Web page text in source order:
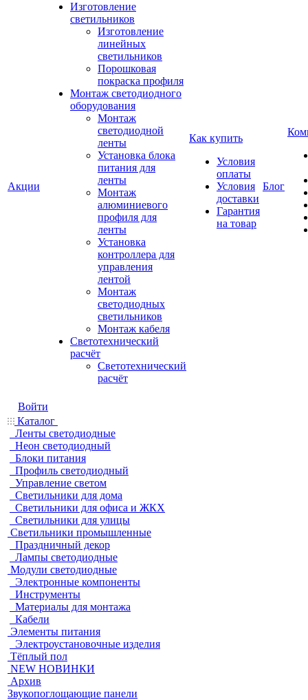
Акции
Изготовление
светильников
Изготовление
линейных
светильников
Порошковая
покраска профиля
Монтаж светодиодного
оборудования
Монтаж
светодиодной
ленты
Установка блока
питания для
ленты
Монтаж
алюминиевого
профиля для
ленты
Установка
контроллера для
управления
лентой
Монтаж
светодиодных
светильников
Монтаж кабеля
Светотехнический
расчёт
Светотехнический
расчёт
Как купить
Условия
оплаты
Условия
доставки
Гарантия
на товар
Блог
Войти
Каталог
Ленты светодиодные
Неон светодиодный
Блоки питания
Профиль светодиодный
Управление светом
Светильники для дома
Светильники для офиса и ЖКХ
Светильники для улицы
Светильники промышленные
Праздничный декор
Лампы светодиодные
Модули светодиодные
Электронные компоненты
Инструменты
Материалы для монтажа
Кабели
Элементы питания
Электроустановочные изделия
Тёплый пол
NEW НОВИНКИ
Архив
Звукопоглощающие панели